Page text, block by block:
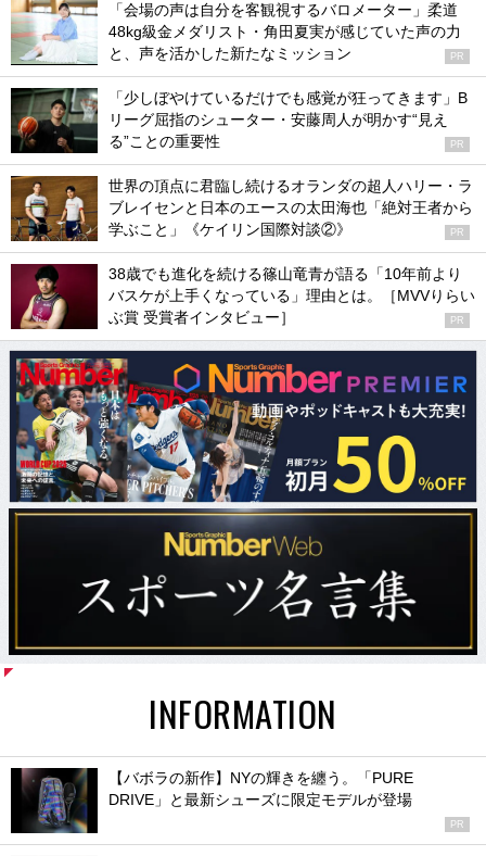
「会場の声は自分を客観視するバロメーター」柔道
48kg級金メダリスト・角田夏実が感じていた声の力
と、声を活かした新たなミッション
PR
「少しぼやけているだけでも感覚が狂ってきます」B
リーグ屈指のシューター・安藤周人が明かす“見え
る”ことの重要性
PR
世界の頂点に君臨し続けるオランダの超人ハリー・ラ
ブレイセンと日本のエースの太田海也「絶対王者から
学ぶこと」《ケイリン国際対談②》
PR
38歳でも進化を続ける篠山竜青が語る「10年前より
バスケが上手くなっている」理由とは。［MVVりらい
ぶ賞 受賞者インタビュー］
PR
INFORMATION
【バボラの新作】NYの輝きを纏う。「PURE
DRIVE」と最新シューズに限定モデルが登場
PR